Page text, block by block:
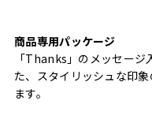
商品専用パッケージ
「Thanks」のメッセージ
た、スタイリッシュな印
ます。